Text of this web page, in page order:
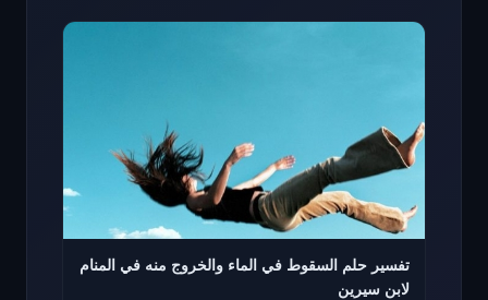
تفسير حلم السقوط في الماء والخروج منه في المنام
لابن سيرين